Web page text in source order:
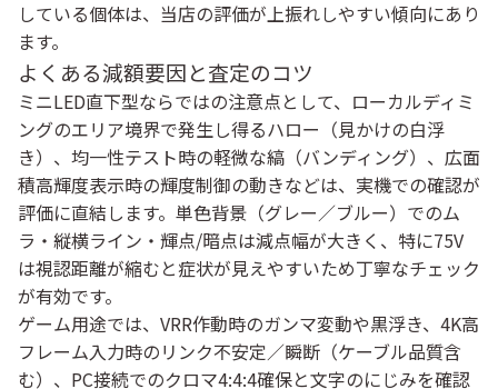
している個体は、当店の評価が上振れしやすい傾向にあり
ます。
よくある減額要因と査定のコツ
ミニLED直下型ならではの注意点として、 ローカルディミ
ングのエリア境界で発生し得るハロー（見かけの白浮
き） 、 均一性テスト時の軽微な縞（バンディング） 、 広面
積高輝度表示時の輝度制御の動きなどは、実機での確認が
評価に直結します。単色背景（グレー／ブルー）でのム
ラ・縦横ライン・輝点/暗点は減点幅が大きく、特に75V
は視認距離が縮むと症状が見えやすいため丁寧なチェック
が有効です。
ゲーム用途では、 VRR作動時のガンマ変動や黒浮き、4K高
フレーム入力時のリンク不安定／瞬断（ケーブル品質含
む） 、PC接続でのクロマ4:4:4確保と文字のにじみを確認